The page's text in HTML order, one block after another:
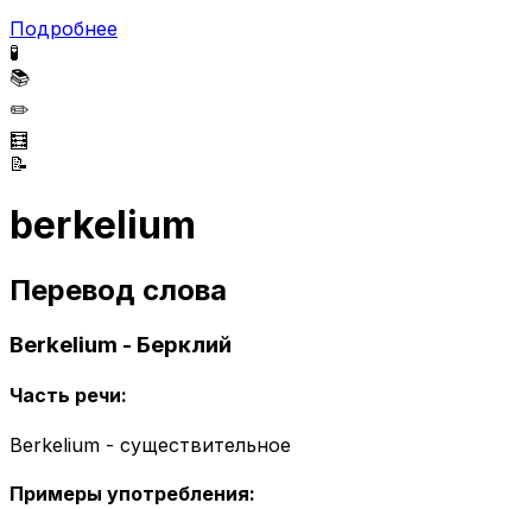
Подробнее
🧪
📚
✏️
🧮
📝
berkelium
Перевод слова
Berkelium - Берклий
Часть речи:
Berkelium - существительное
Примеры употребления: